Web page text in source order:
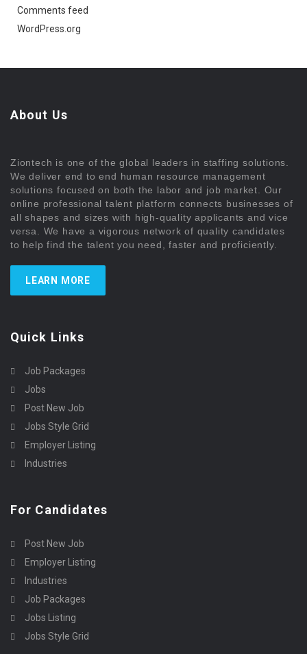
Comments feed
WordPress.org
About Us
Ziontech is one of the global leaders in staffing solutions.
We deliver end to end human resource management
solutions focused on both the labor and job market. Our
online professional talent platform connects businesses of
all shapes and sizes with high-quality applicants and vice
versa. We have a vigorous network of quality candidates
to help find the talent you need, faster and proficiently.
LEARN MORE
Quick Links
Job Packages
Jobs
Post New Job
Jobs Style Grid
Employer Listing
Industries
For Candidates
Post New Job
Employer Listing
Industries
Job Packages
Jobs Listing
Jobs Style Grid